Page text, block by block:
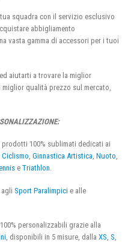
squadra con il servizio esclusivo
abbigliamento
vasta gamma di accessori per i tuoi
aiutarti a trovare la miglior
qualità prezzo sul mercato,
100% sublimati dedicati ai
Ciclismo, Ginnastica Artistica, Nuoto,
e Triathlon.
Sport Paralimpici e alle
personalizzabili grazie alla
, disponibili in 5 misure, dalla XS S